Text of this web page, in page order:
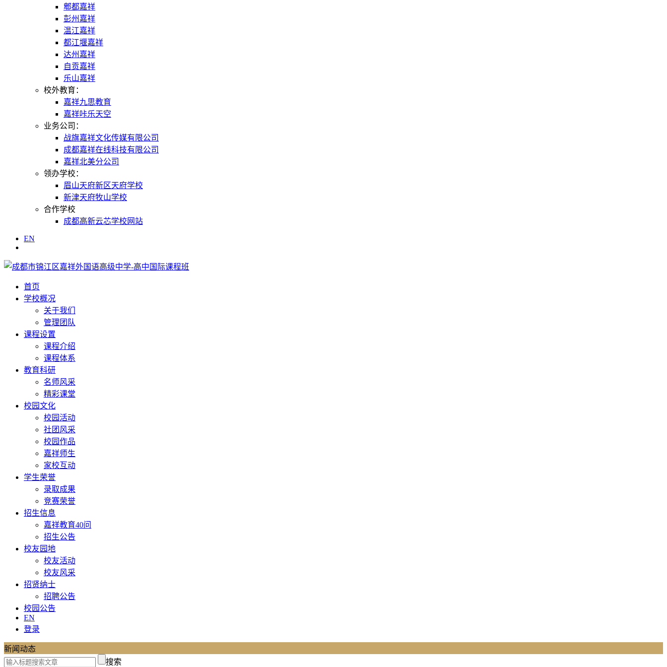
郫都嘉祥
彭州嘉祥
温江嘉祥
都江堰嘉祥
达州嘉祥
自贡嘉祥
乐山嘉祥
校外教育：
嘉祥九思教育
嘉祥咔乐天空
业务公司：
战旗嘉祥文化传媒有限公司
成都嘉祥在线科技有限公司
嘉祥北美分公司
领办学校：
眉山天府新区天府学校
新津天府牧山学校
合作学校
成都高新云芯学校网站
EN
首页
学校概况
关于我们
管理团队
课程设置
课程介绍
课程体系
教育科研
名师风采
精彩课堂
校园文化
校园活动
社团风采
校园作品
嘉祥师生
家校互动
学生荣誉
录取成果
竞赛荣誉
招生信息
嘉祥教育40问
招生公告
校友园地
校友活动
校友风采
招贤纳士
招聘公告
校园公告
EN
登录
新闻动态
搜索